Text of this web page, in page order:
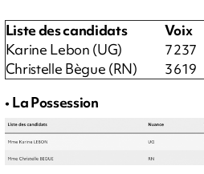
Liste des candidats Voix
Karine Lebon (UG)
7 237
Christelle Bègue (RN)
3 619
•La Possession